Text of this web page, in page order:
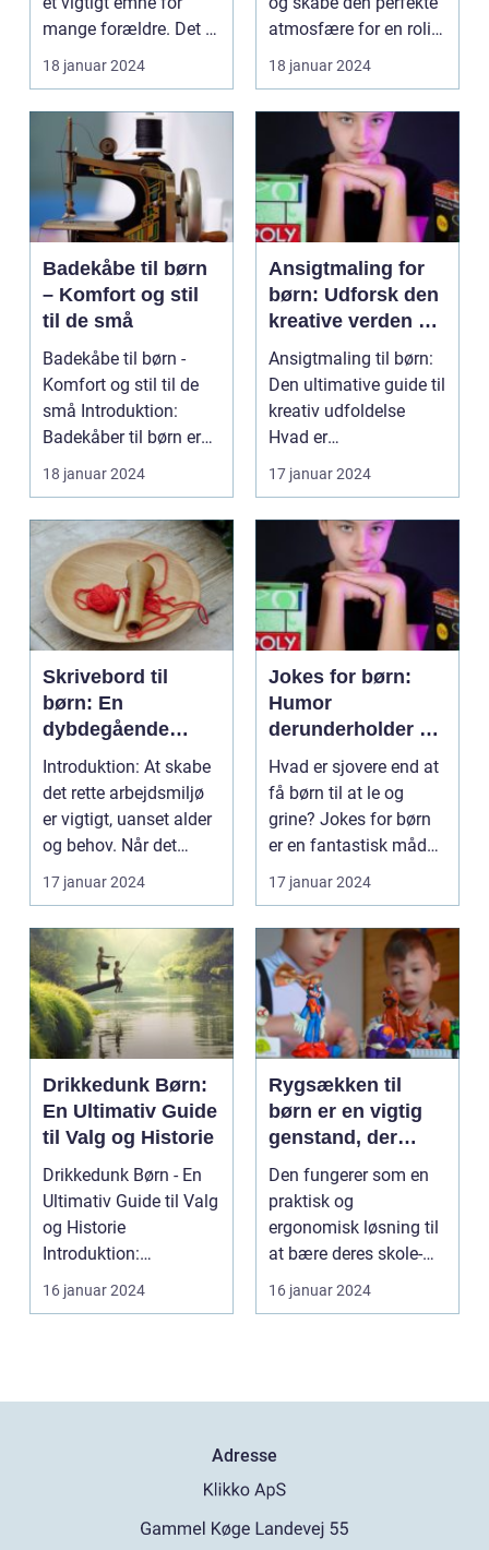
mange forældre. Det er
i denne tidlige fase ...
18 januar 2024
atmosfære for en rolig
søvn. Men hvad ...
18 januar 2024
Badekåbe til børn
– Komfort og stil
til de små
Badekåbe til børn -
Komfort og stil til de
små Introduktion:
Badekåber til børn er
en fantastisk må...
18 januar 2024
Ansigtmaling for
børn: Udforsk den
kreative verden af
farverige billeder
Ansigtmaling til børn:
Den ultimative guide til
kreativ udfoldelse
Hvad er
17 januar 2024
Skrivebord til
børn: En
dybdegående
guide til det
perfekte
arbejdsområde
Introduktion: At skabe
det rette arbejdsmiljø
er vigtigt, uanset alder
og behov. Når det
kommer til ...
17 januar 2024
Jokes for børn:
Humor
derunderholder og
udvikler
Hvad er sjovere end at
få børn til at le og
grine? Jokes for børn
er en fantastisk måde
at bringe gl...
17 januar 2024
Drikkedunk Børn:
En Ultimativ Guide
til Valg og Historie
Drikkedunk Børn - En
Ultimativ Guide til Valg
og Historie
Introduktion:
Drikkedunk Børn er et
16 januar 2024
Rygsækken til
børn er en vigtig
genstand, der
spiller en
afgørende rolle i
deres daglige liv
Den fungerer som en
praktisk og
ergonomisk løsning til
at bære deres skole-
eller fritidsartikler, o...
16 januar 2024
Adresse